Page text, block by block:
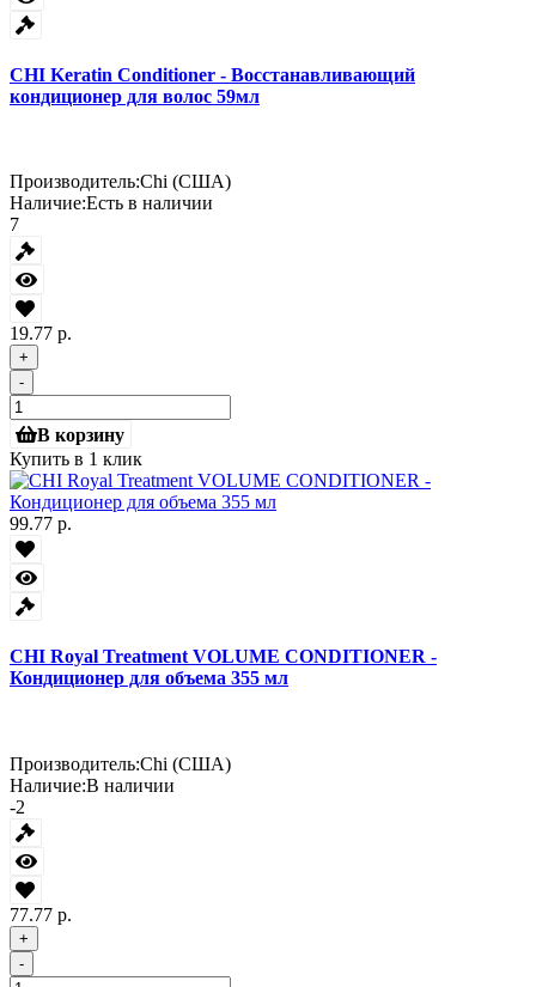
CHI Keratin Conditioner - Восстанавливающий
кондиционер для волос 59мл
Производитель:Chi (США)
Наличие:Есть в наличии
7
19.77 р.
+
-
В корзину
Купить в 1 клик
99.77 р.
CHI Royal Treatment VOLUME CONDITIONER -
Кондиционер для объема 355 мл
Производитель:Chi (США)
Наличие:В наличии
-2
77.77 р.
+
-